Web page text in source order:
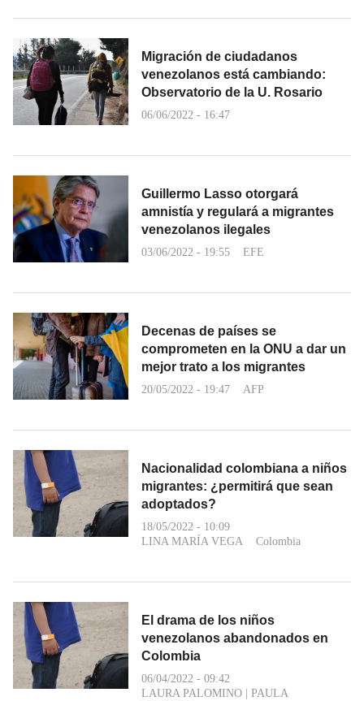
Migración de ciudadanos
venezolanos está cambiando:
Observatorio de la U. Rosario
06/06/2022 - 16:47
Guillermo Lasso otorgará
amnistía y regulará a migrantes
venezolanos ilegales
03/06/2022 - 19:55 EFE
Decenas de países se
comprometen en la ONU a dar un
mejor trato a los migrantes
20/05/2022 - 19:47 AFP
Nacionalidad colombiana a niños
migrantes: ¿permitirá que sean
adoptados?
18/05/2022 - 10:09
LINA MARÍA VEGA
Colombia
El drama de los niños
venezolanos abandonados en
Colombia
06/04/2022 - 09:42
LAURA PALOMINO
PAULA